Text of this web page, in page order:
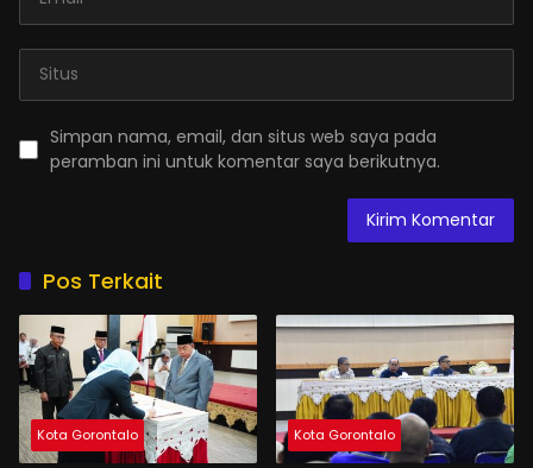
Simpan nama, email, dan situs web saya pada
peramban ini untuk komentar saya berikutnya.
Pos Terkait
Kota Gorontalo Kota Gorontalo